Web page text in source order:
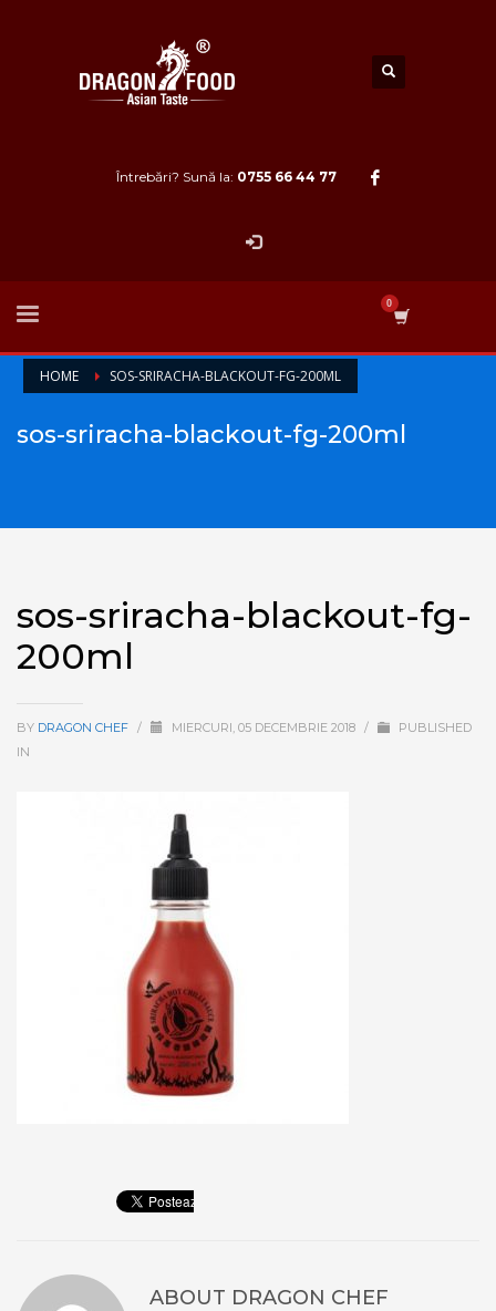
Întrebări? Sună la: 0755 66 44 77
HOME SOS-SRIRACHA-BLACKOUT-FG-200ML
sos-sriracha-blackout-fg-200ml
sos-sriracha-blackout-fg-
200ml
BY DRAGON CHEF / MIERCURI, 05 DECEMBRIE 2018 /
PUBLISHED
IN
ABOUT DRAGON CHEF